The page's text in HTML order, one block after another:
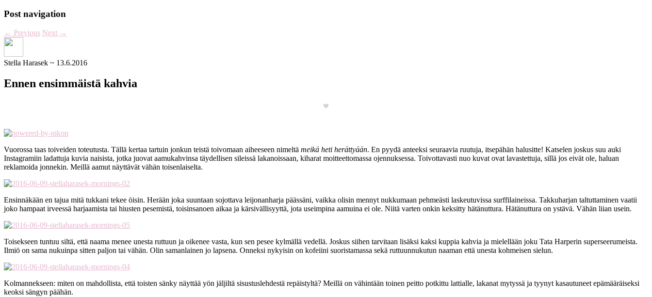
Post navigation
← Previous Next →
Stella Harasek ~ 13.6.2016
Ennen ensimmäistä kahvia
Vuorossa taas toiveiden toteutusta. Tällä kertaa tartuin jonkun teistä toivomaan aiheeseen nimeltä meikä heti herättyään. En pyydä anteeksi seuraavia ruutuja, itsepähän halusitte! Katselen joskus suu auki
Instagramiin ladattuja kuvia naisista, jotka juovat aamukahvinsa täydellisen sileissä lakanoissaan, kiharat moitteettomassa ojennuksessa. Toivottavasti nuo kuvat ovat lavastettuja, sillä jos eivät ole, haluan
reklamoida jonnekin. Meillä aamut näyttävät vähän toisenlaiselta.
Ensinnäkään en tajua mitä tukkani tekee öisin. Herään joka suuntaan sojottava leijonanharja päässäni, vaikka olisin mennyt nukkumaan pehmeästi laskeutuvissa surffilaineissa. Takkuharjan taltuttaminen vaatii
joko hampaat irveessä harjaamista tai hiusten pesemistä, toisinsanoen aikaa ja kärsivällisyyttä, jota useimpina aamuina ei ole. Niitä varten onkin keksitty hätänuttura. Hätänuttura on ystävä. Vähän liian usein.
Toisekseen tuntuu siltä, että naama menee unesta ruttuun ja oikenee vasta, kun sen pesee kylmällä vedellä. Joskus siihen tarvitaan lisäksi kaksi kuppia kahvia ja mielellään joku Tata Harperin superseerumeista.
Ilmiö on sama nukuinpa sitten paljon tai vähän. Olin samanlainen jo lapsena. Onneksi nykyisin on kofeiini suoristamassa sekä ruttuunnukutun naaman että unesta kohmeisen sielun.
Kolmannekseen: miten on mahdollista, että toisten sänky näyttää yön jäljiltä sisustuslehdestä repäistyltä? Meillä on vähintään toinen peitto potkittu lattialle, lakanat mytyssä ja tyynyt kasautuneet epämääräiseksi
keoksi sängyn päähän.